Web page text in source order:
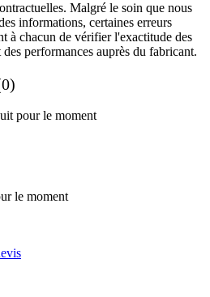
Malgré le soin que nous
informations, certaines erreurs
à chacun de vérifier l'exactitude des
performances auprès du fabricant.
pour le moment
le moment